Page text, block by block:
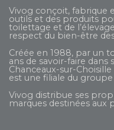
Vivog conçoit, fabrique
outils et des produits
toilettage et de
respect du bien-être
Créée en 1988, par un
ans de savoir-faire dans
Chanceaux-sur-
est une filiale du groupe
Vivog distribue ses
marques destinées aux